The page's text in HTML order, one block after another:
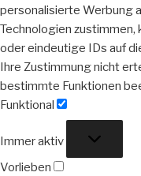
personalisierte Werbung
Technologien zustimmen,
oder eindeutige IDs auf
Ihre Zustimmung nicht
bestimmte Funktionen
Funktional
Immer aktiv
Vorlieben